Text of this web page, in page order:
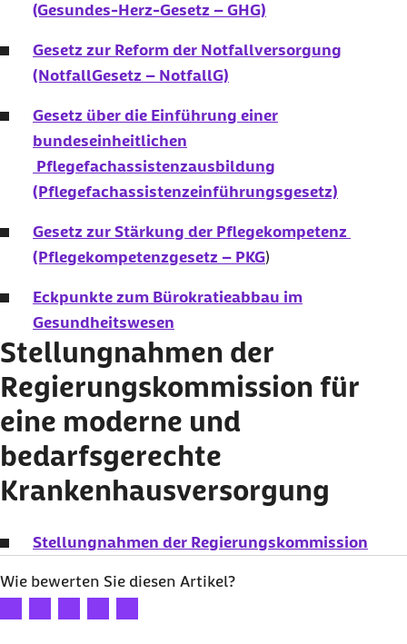
(Gesundes-Herz-Gesetz – GHG)
Gesetz zur Reform der Notfallversorgung
(NotfallGesetz – NotfallG)
Gesetz über die Einführung einer
bundeseinheitlichen
Pflegefachassistenzausbildung
(Pflegefachassistenzeinführungsgesetz)
Gesetz zur Stärkung der Pflegekompetenz
(Pflegekompetenzgesetz – PKG)
Eckpunkte zum Bürokratieabbau im
Gesundheitswesen
Stellungnahmen der
Regierungskommission für
eine moderne und
bedarfsgerechte
Krankenhausversorgung
Stellungnahmen der Regierungskommission
Wie bewerten Sie diesen Artikel?
Ihre Bewertung: 1 Stern
Ihre Bewertung: 2 Sterne
Ihre Bewertung: 3 Sterne
Ihre Bewertung: 4 Sterne
Ihre Bewertung: 5 Sterne